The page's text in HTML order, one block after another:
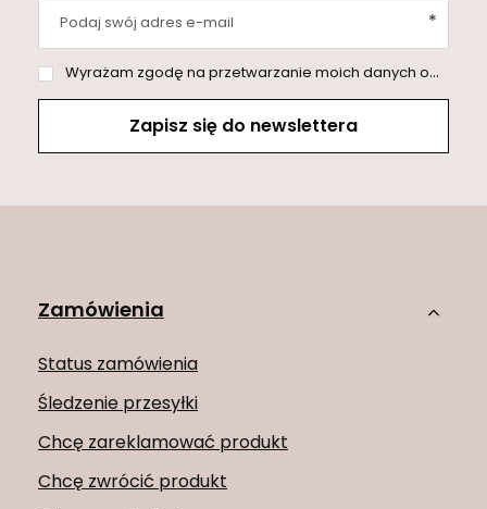
Podaj swój adres e-mail
Wyrażam zgodę na przetwarzanie moich danych osobowych (adres e-mail) na potrzeby wysyłki newslettera z informacją handlową (marketing). Więcej w
Zapisz się do newslettera
Zamówienia
Status zamówienia
Śledzenie przesyłki
Chcę zareklamować produkt
Chcę zwrócić produkt